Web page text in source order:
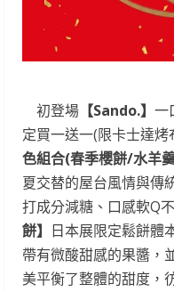
初登場 【Sando.】 一
定買一送一(限卡士達烤
色組合(春季櫻餅/水羊羹
夏交替的屋台風情與傳
打成分減糖、口感軟Q
餅】 日本展限定鬆餅體
帶有微酸甜感的果醬，
美平衡了整體的甜度，